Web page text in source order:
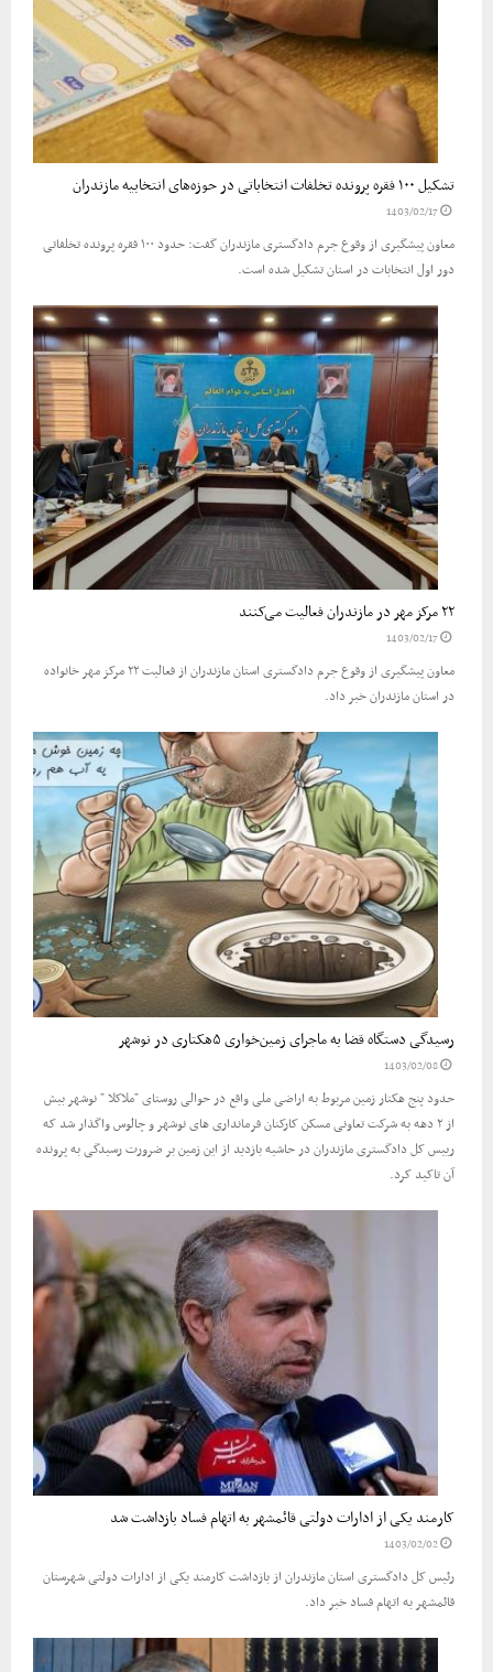
تشکیل ۱۰۰ فقره پرونده تخلفات انتخاباتی در حوزه‌های انتخابیه مازندران
1403/02/17
معاون پیشگیری از وقوع جرم دادگستری مازندران گفت: حدود ۱۰۰ فقره پرونده تخلفاتی
دور اول انتخابات در استان تشکیل شده است.
۲۲ مرکز مهر در مازندران فعالیت می‌کنند
1403/02/17
معاون پیشگیری از وقوع جرم دادگستری استان مازندران از فعالیت ۲۲ مرکز مهر خانواده
در استان مازندران خبر داد.
رسیدگی دستگاه قضا به ماجرای زمین‌خواری ۵هکتاری در نوشهر
1403/02/08
حدود پنج هکتار زمین مربوط به اراضی ملی واقع در حوالی روستای "ملاکلا " نوشهر بیش
از ۲ دهه به شرکت تعاونی مسکن کارکنان فرمانداری های نوشهر و چالوس واگذار شد که
رییس کل دادگستری مازندران در حاشیه بازدید از این زمین بر ضرورت رسیدگی به پرونده
آن تاکید کرد.
کارمند یکی از ادارات دولتی قائمشهر به اتهام فساد بازداشت شد
1403/02/02
رئیس کل دادگستری استان مازندران از بازداشت کارمند یکی از ادارات دولتی شهرستان
قائمشهر به اتهام فساد خبر داد.